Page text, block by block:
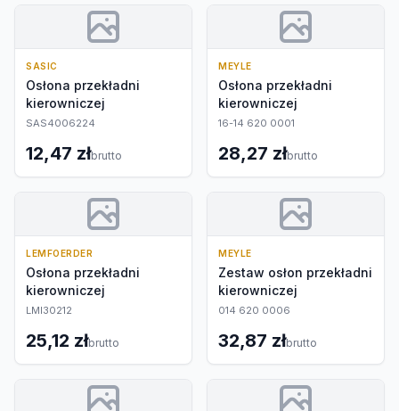
SASIC
Osłona przekładni
kierowniczej
SAS4006224
12,47 złbrutto
MEYLE
Osłona przekładni
kierowniczej
16-14 620 0001
28,27 złbrutto
LEMFOERDER
Osłona przekładni
kierowniczej
LMI30212
25,12 złbrutto
MEYLE
Zestaw osłon przekładni
kierowniczej
014 620 0006
32,87 złbrutto